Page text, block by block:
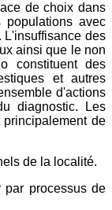
de choix dans
populations avec
L'insuffisance des
ainsi que le non
constituent des
et autres
d'actions
diagnostic. Les
de
de la localité.
par processus de